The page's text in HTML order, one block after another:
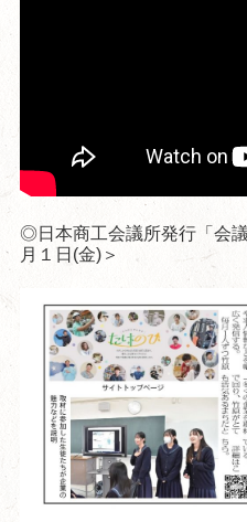
◎日本商工会議所発行「会
月１日(金)＞